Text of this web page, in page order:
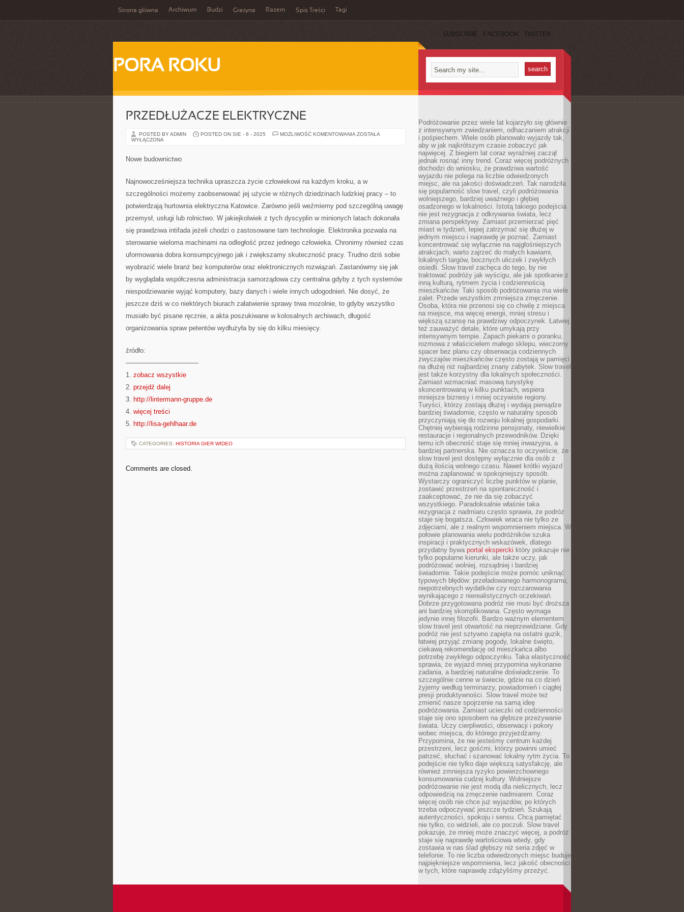
Strona główna Archiwum Budzi Grażyna Razem Spis Treści Tagi
SUBSCRIBE FACEBOOK TWITTER
PORA ROKU
PRZEDŁUŻACZE ELEKTRYCZNE
POSTED BY ADMIN POSTED ON SIE - 6 - 2025 MOŻLIWOŚĆ KOMENTOWANIA PRZEDŁUŻACZE
ZOSTAŁA
WYŁĄCZONA
Nowe budownictwo
Najnowocześniejsza technika upraszcza życie człowiekowi na każdym kroku, a w
szczególności możemy zaobserwować jej użycie w różnych dziedzinach ludzkiej pracy – to
potwierdzają hurtownia elektryczna Katowice. Zarówno jeśli weźmiemy pod szczególną uwagę
przemysł, usługi lub rolnictwo. W jakiejkolwiek z tych dyscyplin w minionych latach dokonała
się prawdziwa intifada jeżeli chodzi o zastosowane tam technologie. Elektronika pozwala na
sterowanie wieloma machinami na odległość przez jednego człowieka. Chronimy również czas
uformowania dobra konsumpcyjnego jak i zwiększamy skuteczność pracy. Trudno dziś sobie
wyobrazić wiele branż bez komputerów oraz elektronicznych rozwiązań. Zastanówmy się jak
by wyglądała współczesna administracja samorządowa czy centralna gdyby z tych systemów
niespodziewanie wyjąć komputery, bazy danych i wiele innych udogodnień. Nie dosyć, że
jeszcze dziś w co niektórych biurach załatwienie sprawy trwa mozolnie, to gdyby wszystko
musiało być pisane ręcznie, a akta poszukiwane w kolosalnych archiwach, długość
organizowania spraw petentów wydłużyła by się do kilku miesięcy.
źródło:
———————————
1. zobacz wszystkie
2. przejdź dalej
3. http://lintermann-gruppe.de
4. więcej treści
5. http://lisa-gehlhaar.de
CATEGORIES: HISTORIA GIER WIDEO
Comments are closed.
Podróżowanie przez wiele lat kojarzyło się głównie
z intensywnym zwiedzaniem, odhaczaniem atrakcji
i pośpiechem. Wiele osób planowało wyjazdy tak,
aby w jak najkrótszym czasie zobaczyć jak
najwięcej. Z biegiem lat coraz wyraźniej zaczął
jednak rosnąć inny trend. Coraz więcej podróżnych
dochodzi do wniosku, że prawdziwa wartość
wyjazdu nie polega na liczbie odwiedzonych
miejsc, ale na jakości doświadczeń. Tak narodziła
się popularność slow travel, czyli podróżowania
wolniejszego, bardziej uważnego i głębiej
osadzonego w lokalności. Istotą takiego podejścia
nie jest rezygnacja z odkrywania świata, lecz
zmiana perspektywy. Zamiast przemierzać pięć
miast w tydzień, lepiej zatrzymać się dłużej w
jednym miejscu i naprawdę je poznać. Zamiast
koncentrować się wyłącznie na najgłośniejszych
atrakcjach, warto zajrzeć do małych kawiarni,
lokalnych targów, bocznych uliczek i zwykłych
osiedli. Slow travel zachęca do tego, by nie
traktować podróży jak wyścigu, ale jak spotkanie z
inną kulturą, rytmem życia i codziennością
mieszkańców. Taki sposób podróżowania ma wiele
zalet. Przede wszystkim zmniejsza zmęczenie.
Osoba, która nie przenosi się co chwilę z miejsca
na miejsce, ma więcej energii, mniej stresu i
większą szansę na prawdziwy odpoczynek. Łatwiej
też zauważyć detale, które umykają przy
intensywnym tempie. Zapach piekarni o poranku,
rozmowa z właścicielem małego sklepu, wieczorny
spacer bez planu czy obserwacja codziennych
zwyczajów mieszkańców często zostają w pamięci
na dłużej niż najbardziej znany zabytek. Slow travel
jest także korzystny dla lokalnych społeczności.
Zamiast wzmacniać masową turystykę
skoncentrowaną w kilku punktach, wspiera
mniejsze biznesy i mniej oczywiste regiony.
Turyści, którzy zostają dłużej i wydają pieniądze
bardziej świadomie, często w naturalny sposób
przyczyniają się do rozwoju lokalnej gospodarki.
Chętniej wybierają rodzinne pensjonaty, niewielkie
restauracje i regionalnych przewodników. Dzięki
temu ich obecność staje się mniej inwazyjna, a
bardziej partnerska. Nie oznacza to oczywiście, że
slow travel jest dostępny wyłącznie dla osób z
dużą ilością wolnego czasu. Nawet krótki wyjazd
można zaplanować w spokojniejszy sposób.
Wystarczy ograniczyć liczbę punktów w planie,
zostawić przestrzeń na spontaniczność i
zaakceptować, że nie da się zobaczyć
wszystkiego. Paradoksalnie właśnie taka
rezygnacja z nadmiaru często sprawia, że podróż
staje się bogatsza. Człowiek wraca nie tylko ze
zdjęciami, ale z realnym wspomnieniem miejsca. W
połowie planowania wielu podróżników szuka
inspiracji i praktycznych wskazówek, dlatego
przydatny bywa portal ekspercki który pokazuje nie
tylko popularne kierunki, ale także uczy, jak
podróżować wolniej, rozsądniej i bardziej
świadomie. Takie podejście może pomóc uniknąć
typowych błędów: przeładowanego harmonogramu,
niepotrzebnych wydatków czy rozczarowania
wynikającego z nierealistycznych oczekiwań.
Dobrze przygotowana podróż nie musi być droższa
ani bardziej skomplikowana. Często wymaga
jedynie innej filozofii. Bardzo ważnym elementem
slow travel jest otwartość na nieprzewidziane. Gdy
podróż nie jest sztywno zapięta na ostatni guzik,
łatwiej przyjąć zmianę pogody, lokalne święto,
ciekawą rekomendację od mieszkańca albo
potrzebę zwykłego odpoczynku. Taka elastyczność
sprawia, że wyjazd mniej przypomina wykonanie
zadania, a bardziej naturalne doświadczenie. To
szczególnie cenne w świecie, gdzie na co dzień
żyjemy według terminarzy, powiadomień i ciągłej
presji produktywności. Slow travel może też
zmienić nasze spojrzenie na samą ideę
podróżowania. Zamiast ucieczki od codzienności
staje się ono sposobem na głębsze przeżywanie
świata. Uczy cierpliwości, obserwacji i pokory
wobec miejsca, do którego przyjeżdżamy.
Przypomina, że nie jesteśmy centrum każdej
przestrzeni, lecz gośćmi, którzy powinni umieć
patrzeć, słuchać i szanować lokalny rytm życia. To
podejście nie tylko daje większą satysfakcję, ale
również zmniejsza ryzyko powierzchownego
konsumowania cudzej kultury. Wolniejsze
podróżowanie nie jest modą dla nielicznych, lecz
odpowiedzią na zmęczenie nadmiarem. Coraz
więcej osób nie chce już wyjazdów, po których
trzeba odpoczywać jeszcze tydzień. Szukają
autentyczności, spokoju i sensu. Chcą pamiętać
nie tylko, co widzieli, ale co poczuli. Slow travel
pokazuje, że mniej może znaczyć więcej, a podróż
staje się naprawdę wartościowa wtedy, gdy
zostawia w nas ślad głębszy niż seria zdjęć w
telefonie. To nie liczba odwiedzonych miejsc buduje
najpiękniejsze wspomnienia, lecz jakość obecności
w tych, które naprawdę zdążyliśmy przeżyć.